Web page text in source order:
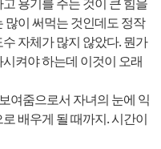
많이 써먹는 것인데도 정작
자체가 많지 않았다. 뭔가
켜야 하는데 이것이 오래
여줌으로서 자녀의 눈에 익
배우게 될 때까지. 시간이